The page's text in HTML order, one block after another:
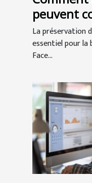
peuvent
La préservation
essentiel pour la
Face...